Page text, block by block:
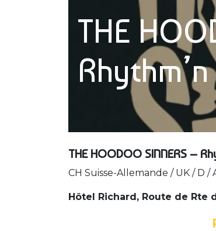
THE
THE HOODOO SINNERS –
CH Suisse-Allemande / UK / D /
Hôtel Richard, Route de Rte